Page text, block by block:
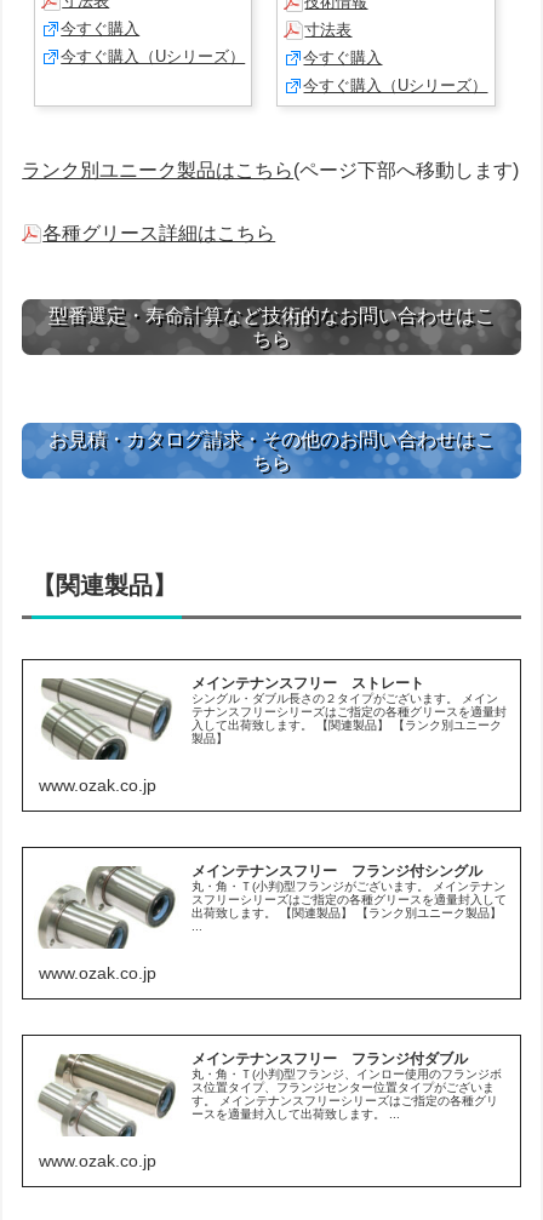
今すぐ購入
今すぐ購入（Uシリーズ）
寸法表
今すぐ購入
今すぐ購入（Uシリーズ）
ランク別ユニーク製品はこちら(ページ下部へ移動します)
各種グリース詳細はこちら
型番選定・寿命計算など技術的なお問い合わせはこ
ちら
お見積・カタログ請求・その他のお問い合わせはこ
ちら
【関連製品】
メインテナンスフリー ストレート
シングル・ダブル長さの２タイプがございます。 メイン
テナンスフリーシリーズはご指定の各種グリースを適量封
入して出荷致します。 【関連製品】 【ランク別ユニーク
製品】
www.ozak.co.jp
メインテナンスフリー フランジ付シングル
丸・角・Ｔ(小判)型フランジがございます。 メインテナン
スフリーシリーズはご指定の各種グリースを適量封入して
出荷致します。 【関連製品】 【ランク別ユニーク製品】
www.ozak.co.jp
メインテナンスフリー フランジ付ダブル
丸・角・Ｔ(小判)型フランジ、インロー使用のフランジボ
ス位置タイプ、フランジセンター位置タイプがございま
す。 メインテナンスフリーシリーズはご指定の各種グリ
ースを適量封入して出荷致します。 ...
www.ozak.co.jp